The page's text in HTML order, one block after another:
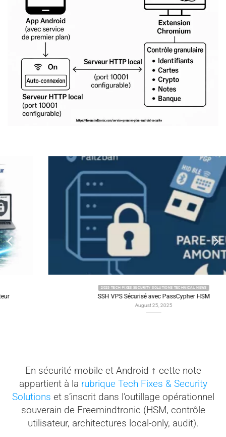
2025 TECH FIXES SECURITY SOLUTIONS TECHNICAL NEWS
SSH VPS Sécurisé avec PassCypher HSM
En sécurité mobile et Android ↑ cette note
appartient à la rubrique Tech Fixes & Security
Solutions et s’inscrit dans l’outillage opérationnel
souverain de Freemindtronic (HSM, contrôle
utilisateur, architectures local-only, audit).